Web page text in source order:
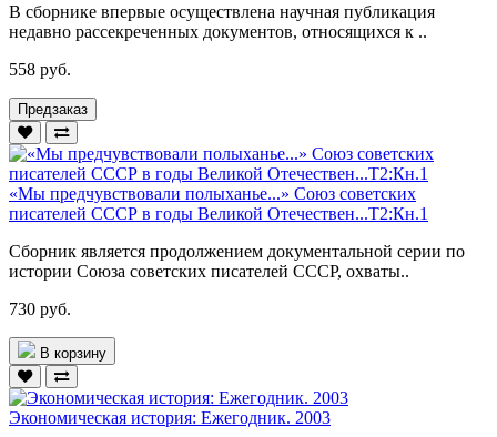
В сборнике впервые осуществлена научная публикация
недавно рассекреченных документов, относящихся к ..
558 руб.
Предзаказ
«Мы предчувствовали полыханье...» Союз советских
писателей СССР в годы Великой Отечествен...Т2:Кн.1
Сборник является продолжением документальной серии по
истории Союза советских писателей СССР, охваты..
730 руб.
В корзину
Экономическая история: Ежегодник. 2003